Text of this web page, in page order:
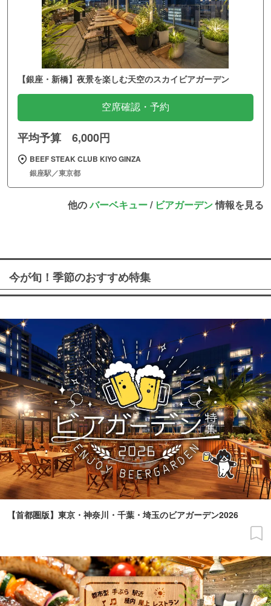
【銀座・新橋】夜景を楽しむ天空のスカイビアガーデン
空席確認・予約
平均予算 6,000円
BEEF STEAK CLUB KIYO GINZA
銀座駅／東京都
他のバーベキュー/ ビアガーデン情報を見る
今が旬！季節のおすすめ特集
【首都圏版】東京・神奈川・千葉・埼玉のビアガーデン2026